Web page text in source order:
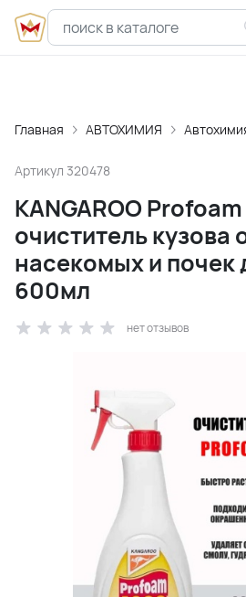
Главная АВТОХИМИЯ
Артикул 320478
KANGAROO
очиститель кузова
насекомых и почек
600мл
нет отзывов